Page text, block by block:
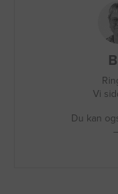
Vi
Du kan
–